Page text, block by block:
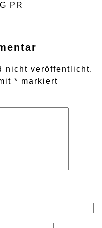
PR
nicht veröffentlicht.
* markiert